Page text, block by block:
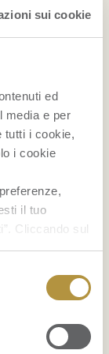
sui cookie
ed
media e per
tutti i cookie,
i cookie
il tuo
Cliccando sul
senza
alla
di cui
della
di
per la
carnose,